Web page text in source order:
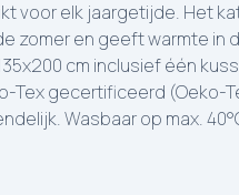
voor elk jaargetijde. Het
zomer en geeft warmte in
cm inclusief één
Tex gecertificeerd (Oeko-
Wasbaar op max.